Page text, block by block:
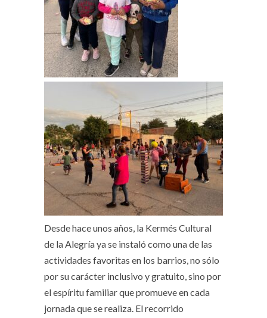
Desde hace unos años, la Kermés Cultural
de la Alegría ya se instaló como una de las
actividades favoritas en los barrios, no sólo
por su carácter inclusivo y gratuito, sino por
el espíritu familiar que promueve en cada
jornada que se realiza. El recorrido